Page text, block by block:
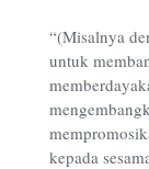
“(Misalnya
untuk
kepada